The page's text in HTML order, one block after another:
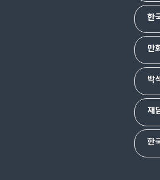
한
만
박
재
한